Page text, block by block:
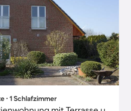
∙ 1 Schlafzimmer